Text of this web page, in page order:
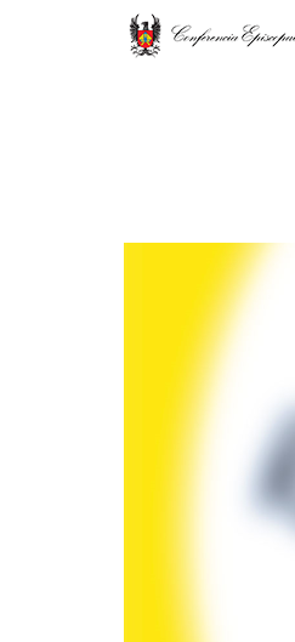
Pasar al contenido principal